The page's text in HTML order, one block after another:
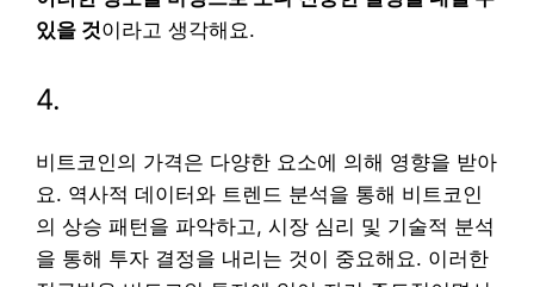
있을 것이라고 생각해요.
4.
비트코인의 가격은 다양한 요소에 의해 영향을 받아
요. 역사적 데이터와 트렌드 분석을 통해 비트코인
의 상승 패턴을 파악하고, 시장 심리 및 기술적 분석
을 통해 투자 결정을 내리는 것이 중요해요. 이러한